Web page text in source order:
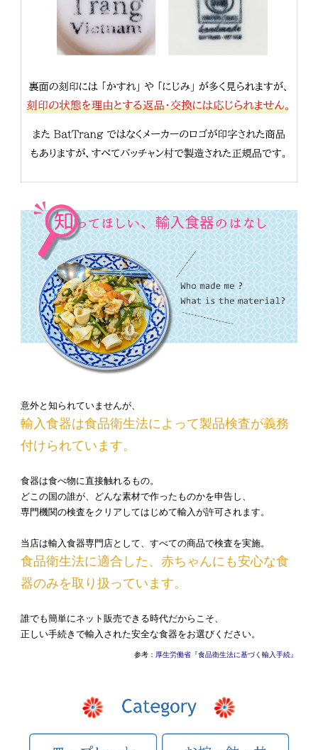
意外と知られていませんが、
輸入食器は食品衛生法によって製品検査が義務
付けられています。
食器は食べ物に直接触れるもの。
どこの国の誰が、どんな素材で作ったものかを申告し、
専門機関の検査をクリアしてはじめて輸入が許可されます。
当店は輸入食器専門店として、すべての商品で検査を実施。
食品衛生法に適合した、赤ちゃんにも安心な食
器のみを取り扱っています。
誰でも簡単にネット販売できる時代だからこそ、
正しい手続きで輸入された安全な食器をお選びください。
参考： 厚生労働省『食品衛生法に基づく輸入手続』